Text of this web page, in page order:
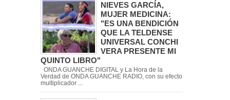
NIEVES GARCÍA,
MUJER MEDICINA:
"ES UNA BENDICIÓN
QUE LA TELDENSE
UNIVERSAL CONCHI
VERA PRESENTE MI
QUINTO LIBRO"
ONDA GUANCHE DIGITAL y La Hora de la
Verdad de ONDA GUANCHE RADIO, con su efecto
multiplicador ...